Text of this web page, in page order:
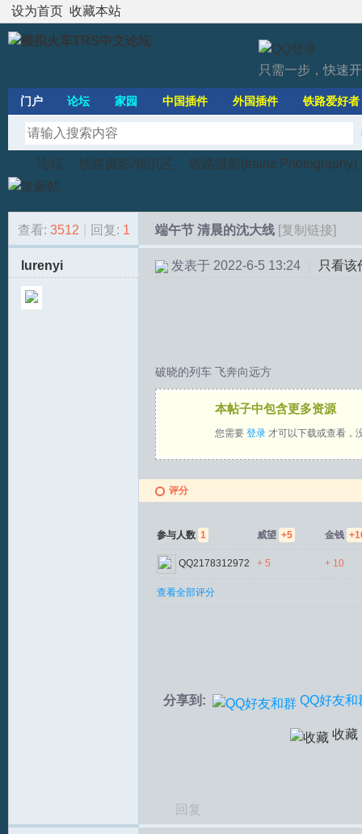
设为首页 收藏本站
只需一步，快速
门户 论坛 家园 中国插件 外国插件 铁路爱好者
模»
论坛
›
铁路摄影/知识区
›
铁路摄影(trainz Photography)
查看: 3512 回复: 1 端午节 清晨的沈大线 [复制链接]
lurenyi 发表于 2022-6-5 13:24 只看该
破晓的列车 飞奔向远方
本帖子中包含更多资源
您需要 登录 才可以下载或查看，
评分
参与人数 1 威望 +5 金钱
QQ2178312972 + 5 + 10
查看全部评分
分享到: QQ好友和
收藏
回复